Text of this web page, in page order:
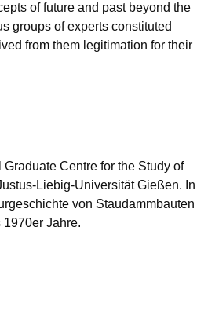
of future and past beyond the
groups of experts constituted
from them legitimation for their
Centre for the Study of
Liebig-Universität Gießen. In
von Staudammbauten
Jahre.